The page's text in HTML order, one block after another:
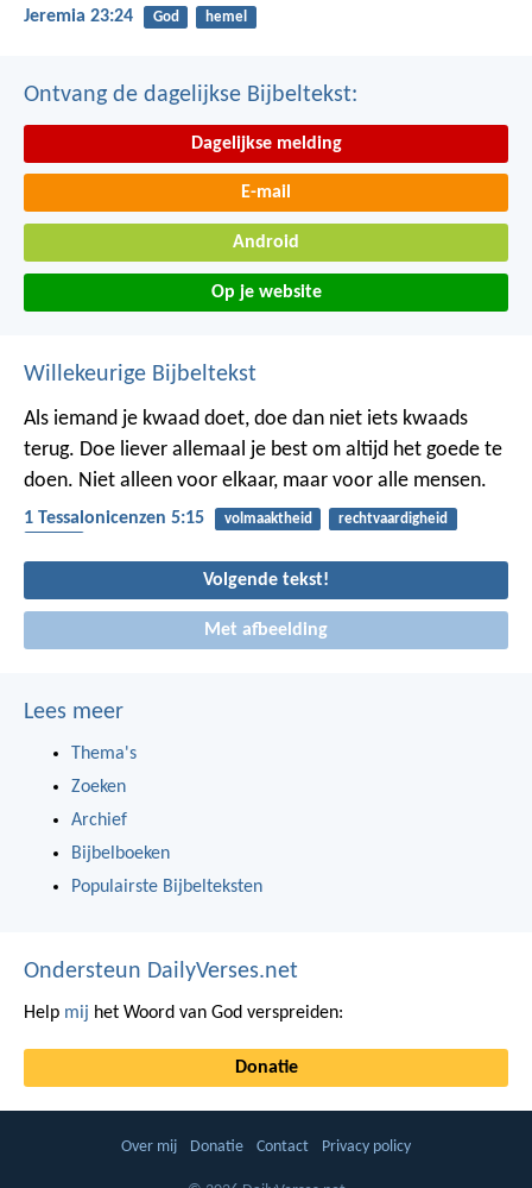
Jeremia 23:24 God hemel
Ontvang de dagelijkse Bijbeltekst:
Dagelijkse melding
E-mail
Android
Op je website
Willekeurige Bijbeltekst
Als iemand je kwaad doet, doe dan niet iets kwaads
terug. Doe liever allemaal je best om altijd het goede te
doen. Niet alleen voor elkaar, maar voor alle mensen.
1 Tessalonicenzen 5:15 volmaaktheid
rechtvaardigheid
Volgende tekst!
Met afbeelding
Lees meer
Thema's
Zoeken
Archief
Bijbelboeken
Populairste Bijbelteksten
Ondersteun DailyVerses.net
Help mij het Woord van God verspreiden:
Donatie
Over mij Donatie Contact Privacy policy